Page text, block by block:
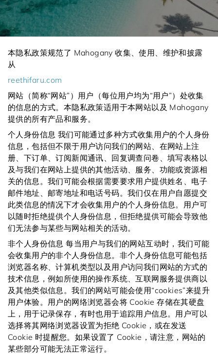
本隐私政策规范了 Mahogany 收集、使用、维护和披露
从
reethifaru.com
网站（简称“网站”）用户（每位用户均为“用户”）处收集
的信息的方式。本隐私政策适用于本网站以及 Mahogany
提供的所有产品和服务。
个人身份信息 我们可能通过多种方式收集用户的个人身份
信息，包括但不限于用户访问我们的网站、在网站上注
册、下订单、订阅新闻通讯、回复调查问卷、填写表格以
及与我们在网站上提供的其他活动、服务、功能或资源相
关的信息。我们可能会根据需要要求用户提供姓名、电子
邮件地址、邮寄地址和电话号码。我们仅在用户自愿提交
此类信息的情况下才会收集用户的个人身份信息。用户可
以随时拒绝提供个人身份信息，但拒绝提供可能会导致他
们无法参与某些与网站相关的活动。
非个人身份信息 每当用户与我们的网站互动时，我们可能
会收集用户的非个人身份信息。非个人身份信息可能包括
浏览器名称、计算机类型以及用户访问我们网站的方式的
技术信息，例如所使用的操作系统、互联网服务提供商以
及其他类似信息。我们的网站可能会使用“cookies”来提升
用户体验。用户的网络浏览器会将 Cookie 存储在其硬盘
上，用于记录保存，有时也用于追踪用户信息。用户可以
选择将其网络浏览器设置为拒绝 Cookie，或在发送
Cookie 时提醒您。如果设置了 Cookie，请注意，网站的
某些部分可能无法正常运行。